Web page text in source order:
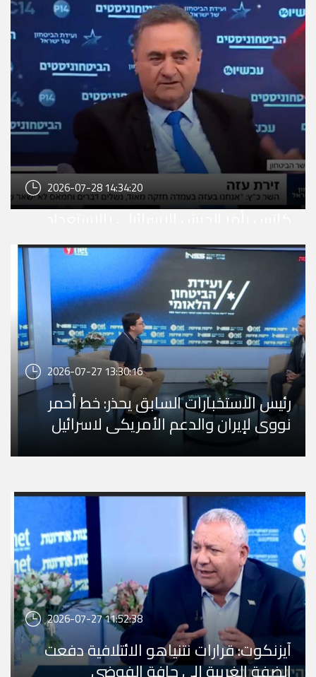
2026-07-28 14:34:20
كاتس يأمر الجيش الإسرائيلي بالاستعداد
لاحتلال مخيم جديد في الضفة
2026-07-27 13:30:16
رئيس الاستخبارات السابق يحذر: خط أحمر
نووي لإيران والدعم الأمريكي لاسرائيل
2026-07-27 11:52:38
آيزنكوت: قرارات نتنياهو الائتلافية دفعت